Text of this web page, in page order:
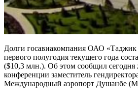
Долги госавиакомпания ОАО
первого полугодия текущего года
($10,3 млн.). Об этом сообщил сегодня
конференции заместитель
Международный аэропорт Душанбе